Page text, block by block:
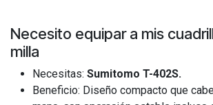
Necesito equipar a mis
milla
Necesitas: Sumitomo T-402S.
Beneficio: Diseño compacto que